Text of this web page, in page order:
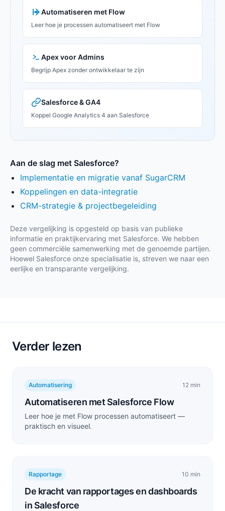
Automatiseren met Flow
Leer hoe je processen automatiseert met Flow
Apex voor Admins
Begrijp Apex zonder ontwikkelaar te zijn
Salesforce & GA4
Koppel Google Analytics 4 aan Salesforce
Aan de slag met Salesforce?
Implementatie en migratie vanaf SugarCRM
Koppelingen en data-integratie
CRM-strategie & projectbegeleiding
Deze vergelijking is opgesteld op basis van publieke
informatie en praktijkervaring met Salesforce. We hebben
geen commerciële samenwerking met de genoemde partijen.
Hoewel Salesforce onze specialisatie is, streven we naar een
eerlijke en transparante vergelijking.
Verder lezen
Automatisering 12 min
Automatiseren met Salesforce Flow
Leer hoe je met Flow processen automatiseert —
praktisch en visueel.
Rapportage 10 min
De kracht van rapportages en dashboards
in Salesforce